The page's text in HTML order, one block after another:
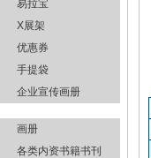
易拉宝
X展架
优惠券
手提袋
企业宣传画册
画册
各类内资书籍书刊